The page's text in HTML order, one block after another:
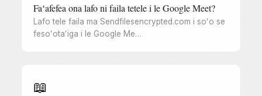
Faʻafefea ona lafo ni faila tetele i le Google Meet?
Lafo tele faila ma Sendfilesencrypted.com i soʻo se
fesoʻotaʻiga i le Google Me…
📖